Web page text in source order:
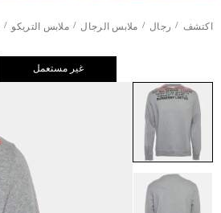
اكتشف / رجال / ملابس الرجال / ملابس التريكو /
غير مستعمل